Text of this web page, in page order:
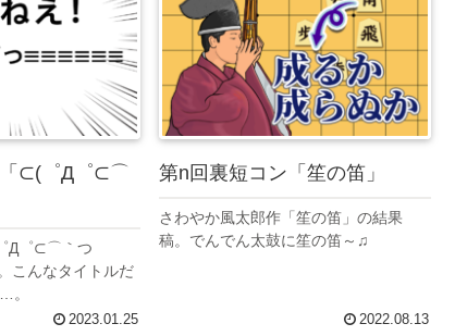
「⊂(゜Д゜⊂⌒
Д゜⊂⌒｀つ
こんなタイトルだ
。
2023.01.25
第n回裏短コン「笙の笛」
さわやか風太郎作「笙の笛」の結果
稿。でんでん太鼓に笙の笛～♫
2022.08.13